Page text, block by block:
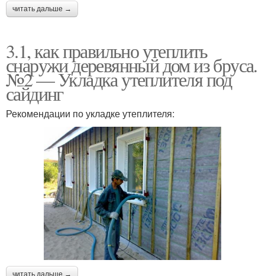
читать дальше →
3.1, как правильно утеплить
снаружи деревянный дом из бруса.
№2 — Укладка утеплителя под
сайдинг
Рекомендации по укладке утеплителя:
читать дальше →